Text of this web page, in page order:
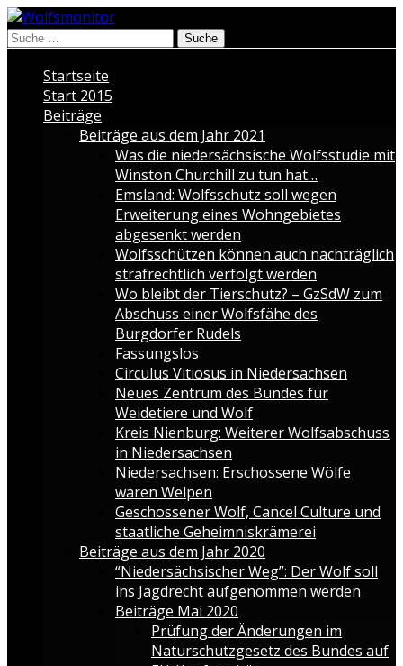
Suche
Startseite
Start 2015
Beiträge
Beiträge aus dem Jahr 2021
Was die niedersächsische Wolfsstudie mit
Winston Churchill zu tun hat…
Emsland: Wolfsschutz soll wegen
Erweiterung eines Wohngebietes
abgesenkt werden
Wolfsschützen können auch nachträglich
strafrechtlich verfolgt werden
Wo bleibt der Tierschutz? – GzSdW zum
Abschuss einer Wolfsfähe des
Burgdorfer Rudels
Fassungslos
Circulus Vitiosus in Niedersachsen
Neues Zentrum des Bundes für
Weidetiere und Wolf
Kreis Nienburg: Weiterer Wolfsabschuss
in Niedersachsen
Niedersachsen: Erschossene Wölfe
waren Welpen
Geschossener Wolf, Cancel Culture und
staatliche Geheimniskrämerei
Beiträge aus dem Jahr 2020
“Niedersächsischer Weg”: Der Wolf soll
ins Jagdrecht aufgenommen werden
Beiträge Mai 2020
Prüfung der Änderungen im
Naturschutzgesetz des Bundes auf